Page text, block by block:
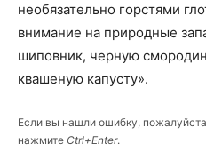
необязательно горстями
внимание на природные
шиповник, черную
квашеную капусту».
Если вы нашли ошибку,
нажмите Ctrl+Enter.